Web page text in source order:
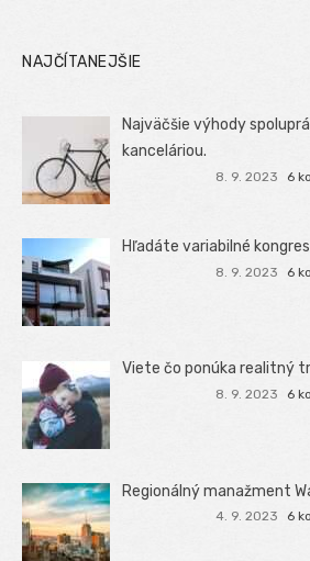
NAJČÍTANEJŠIE
Najväčšie výhody
kanceláriou.
8. 9. 2023 6
Hľadáte variabilné
8. 9. 2023 6
Viete čo ponúka realitný
8. 9. 2023 6
Regionálný manažment
4. 9. 2023 6